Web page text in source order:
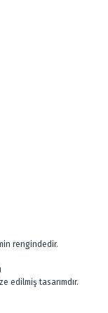
rengindedir.
edilmiş tasarımdır.